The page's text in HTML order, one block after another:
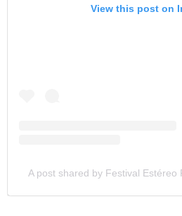
View this post on
A post shared by Festival Estéreo